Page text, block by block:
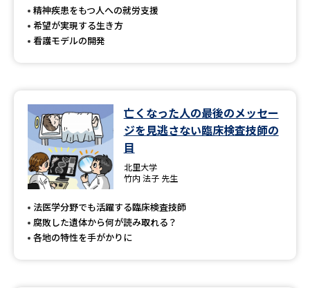
受験準備
先輩が入学を決めた理由 テレメール全国一斉進学調査
新生活お役立ちガイド
学問発見
精神疾患をもつ人への就労支援
希望が実現する生き方
看護モデルの開発
亡くなった人の最後のメッセー
ジを見逃さない臨床検査技師の
目
北里大学
竹内 法子 先生
法医学分野でも活躍する臨床検査技師
腐敗した遺体から何が読み取れる？
各地の特性を手がかりに